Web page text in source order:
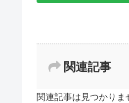
関連記事
関連記事は見つかりま